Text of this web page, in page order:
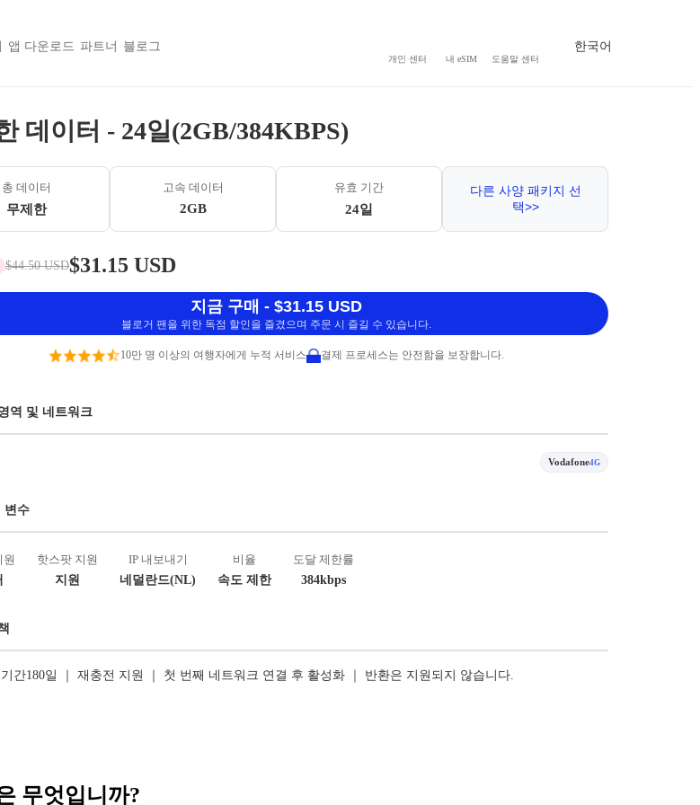
앱 다운로드 파트너 블로그
개인 센터 내 eSIM 도움말 센터
한국어
데이터 - 24일(2GB/384KBPS)
총 데이터
무제한
고속 데이터
2GB
유효 기간
24일
다른 사양 패키지 선
택>>
$44.50 USD$31.15 USD
지금 구매 - $31.15 USD
블로거 팬을 위한 독점 할인을 즐겼으며 주문 시 즐길 수 있습니다.
10만 명 이상의 여행자에게 누적 서비스 결제 프로세스는 안전함을 보장합니다.
역 및 네트워크
Vodafone4G
변수
원
핫스팟 지원
지원
IP 내보내기
네덜란드(NL)
비율
속도 제한
도달 제한률
384kbps
간180일 ｜ 재충전 지원 ｜ 첫 번째 네트워크 연결 후 활성화 ｜ 반환은 지원되지 않습니다.
무엇입니까?